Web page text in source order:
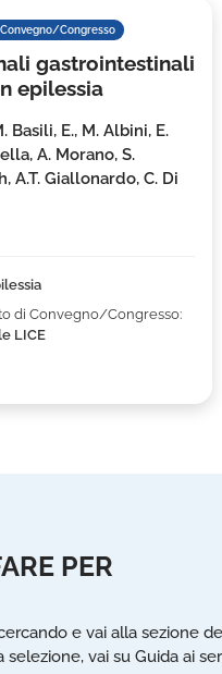
Congresso
gastrointestinali
epilessia
Basili, E., M. Albini, E.
A. Morano, S.
A.T. Giallonardo, C. Di
di Convegno/Congresso:
LICE
PER
e vai alla sezione
vai su Guida ai